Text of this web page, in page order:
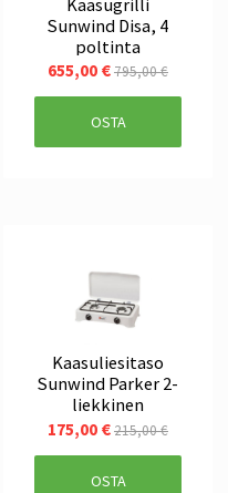
Sunwind Disa, 4
poltinta
655,00 €795,00 €
OSTA
Kaasuliesitaso
Sunwind Parker 2-
liekkinen
175,00 €215,00 €
OSTA